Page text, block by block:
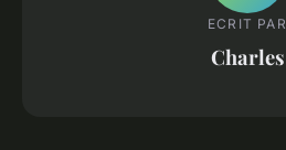
ECRIT PAR
Charles